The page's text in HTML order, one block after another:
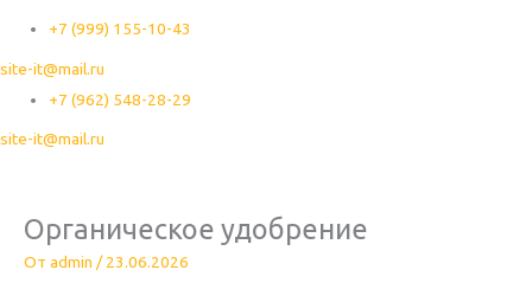
+7 (999) 155-10-43
site-it@mail.ru
+7 (962) 548-28-29
site-it@mail.ru
Органическое удобрение
От admin /23.06.2026